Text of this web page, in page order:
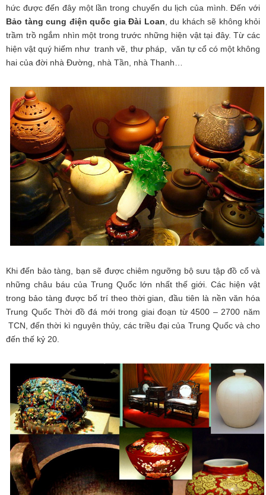
hức được đến đây một lần trong chuyến du lịch của mình. Đến với
Bảo tàng cung điện quốc gia Đài Loan , du khách sẽ không khỏi
trầm trồ ngắm nhìn một trong trước những hiện vật tại đây. Từ các
hiện vật quý hiếm như tranh vẽ, thư pháp, văn tự cổ có một không
hai của đời nhà Đường, nhà Tần, nhà Thanh…
Khi đến bảo tàng, bạn sẽ được chiêm ngưỡng bộ sưu tập đồ cổ và
những châu báu của Trung Quốc lớn nhất thế giới. Các hiện vật
trong bảo tàng được bố trí theo thời gian, đầu tiên là nền văn hóa
Trung Quốc Thời đồ đá mới trong giai đoạn từ 4500 – 2700 năm
TCN, đến thời kì nguyên thủy, các triều đại của Trung Quốc và cho
đến thế kỷ 20.